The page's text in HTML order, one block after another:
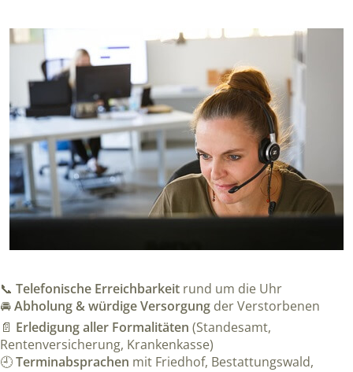
📞 Telefonische Erreichbarkeit rund um die Uhr
🚘Abholung & würdige Versorgung der Verstorbenen
📄 Erledigung aller Formalitäten (Standesamt,
Rentenversicherung, Krankenkasse)
🕘Terminabsprachen mit Friedhof, Bestattungswald,